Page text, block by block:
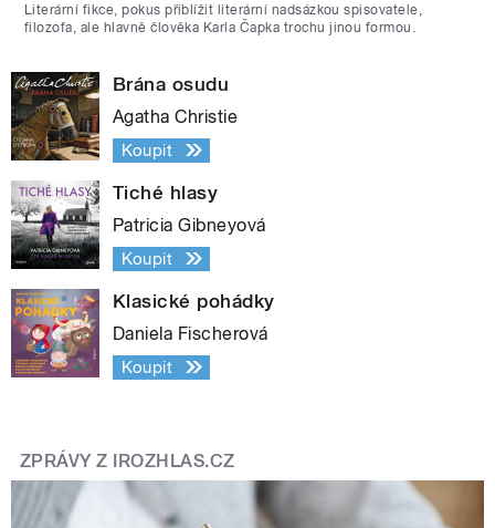
Literární fikce, pokus přiblížit literární nadsázkou spisovatele,
filozofa, ale hlavně člověka Karla Čapka trochu jinou formou.
Brána osudu
Agatha Christie
Koupit
Tiché hlasy
Patricia Gibneyová
Koupit
Klasické pohádky
Daniela Fischerová
Koupit
ZPRÁVY Z IROZHLAS.CZ